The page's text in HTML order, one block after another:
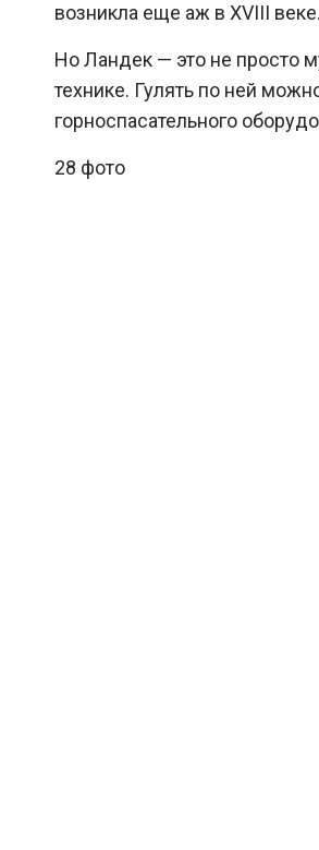
возникла еще аж в XVIII веке.
Но Ландек — это не просто
технике. Гулять по ней
горноспасательного
28 фото